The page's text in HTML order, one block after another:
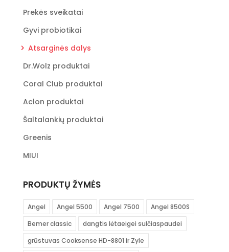
Prekės sveikatai
Gyvi probiotikai
Atsarginės dalys
Dr.Wolz produktai
Coral Club produktai
Aclon produktai
Šaltalankių produktai
Greenis
MIUI
PRODUKTŲ ŽYMĖS
Angel Angel 5500 Angel 7500
Angel 8500S
Bemer classic
dangtis lėtaeigei sulčiaspaudei
grūstuvas Cooksense HD-8801 ir Zyle